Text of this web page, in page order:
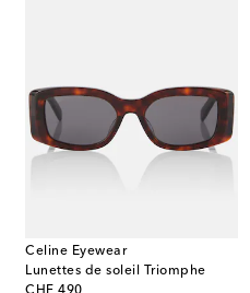
Celine Eyewear
Lunettes de soleil Triomphe
original price